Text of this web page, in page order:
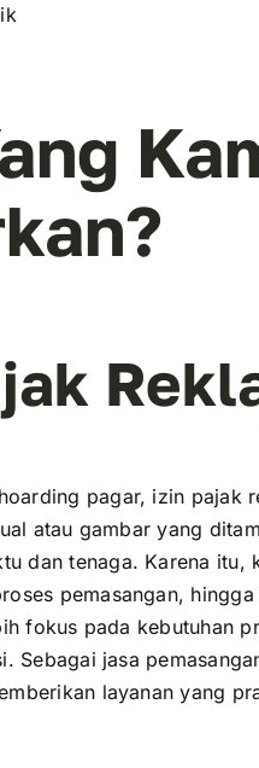
pagar, izin pajak
atau gambar yang
dan tenaga. Karena itu,
pemasangan,
fokus pada kebutuhan
Sebagai jasa
layanan yang